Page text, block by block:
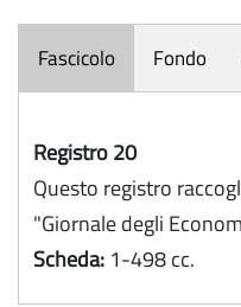
Fascicolo Fondo
Registro 20
Questo registro
"Giornale degli
Scheda: 1-498 cc.